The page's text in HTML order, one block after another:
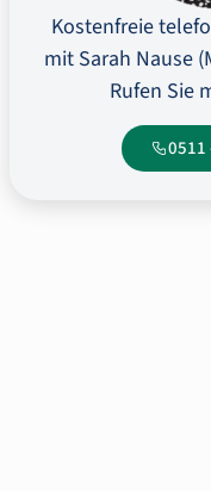
Kostenfreie
mit Sarah Nause
Rufen Sie
0511